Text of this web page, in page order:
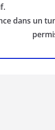
dI
n n
k
dans un